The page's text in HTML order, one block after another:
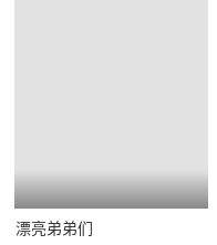
漂亮弟弟们